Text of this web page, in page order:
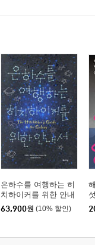
은하수를 여행하는 히
치하이커를 위한 안내
서 합본
63,900원 (10% 할인)